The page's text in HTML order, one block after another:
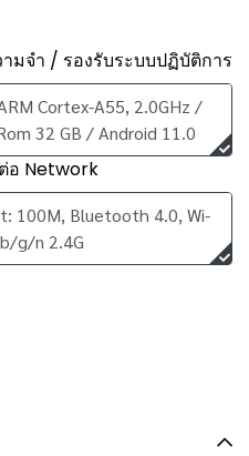
มจำ / รองรับระบบปฏิบัติการ
Cortex-A55, 2.0GHz /
32 GB / Android 11.0
อ Network
100M, Bluetooth 4.0, Wi-
g/n 2.4G